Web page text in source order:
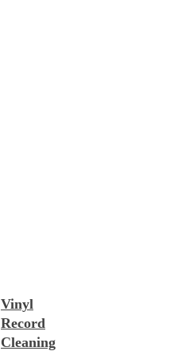
Vinyl
Record
Cleaning